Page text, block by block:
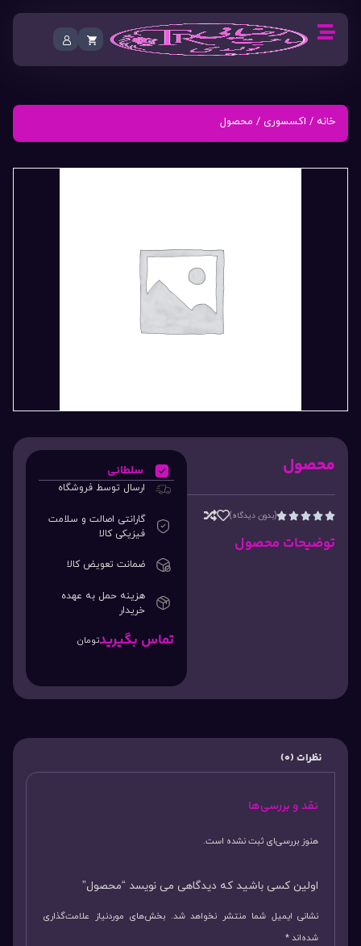
خانه / اکسسوری / محصول
محصول




(بدون دیدگاه)
توضیحات محصول
سلطانی
ارسال توسط فروشگاه
گارانتی اصالت و سلامت
فیزیکی کالا
ضمانت تعویض کالا
هزینه حمل به عهده
خریدار
تماس بگیریدتومان
نظرات (0)
نقد و بررسی‌ها
هنوز بررسی‌ای ثبت نشده است.
اولین کسی باشید که دیدگاهی می نویسد “محصول”
نشانی ایمیل شما منتشر نخواهد شد. بخش‌های موردنیاز علامت‌گذاری
شده‌اند*